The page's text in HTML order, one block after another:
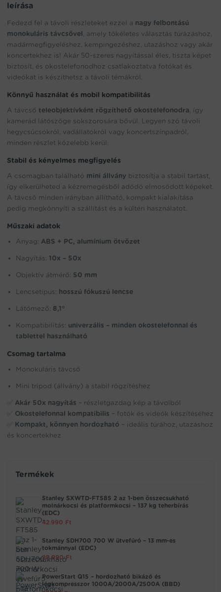
leírása
Fedezd fel a távoli részleteket ezzel a nagy felbontású
monokuláris távcsővel , amely tökéletes választás túrázáshoz,
madármegfigyeléshez, kempingezéshez, utazáshoz vagy akár
koncertekhez is! Akár 50-szeres nagyítással éles, tiszta képet
biztosít, és okostelefonodhoz csatlakoztatva fotókat és
videókat is készíthetsz a távoli témákról.
Könnyű használat és mobil kompatibilitás
A távcső teleobjektívként rögzíthető okostelefonodra , így
kamerád látószöge sokszorosára bővül. Legyen szó távoli
hegycsúcsokról, vadállatokról vagy koncertszínpadról,
minden részlet közelebb kerül.
Stabil és kényelmes megfigyelés
A csomagban található mini állvány biztosítja a stabil tartást,
így elkerülheted a kézremegésből adódó elmosódott képeket.
A távcső minden irányban állítható, kompakt kialakítása
pedig megkönnyíti a szállítást és a kültéri használatot.
Műszaki adatok
Anyag: ABS + PC, alumínium ötvözet
Nagyítás: 10x – 50x
Objektív átmérő: 50 mm
Lencsetípus: hosszú fókuszú lencse
Látómező: 8,1°
Kompatibilitás: univerzális – minden okostelefonnal és
tablettel használható
Csomag tartalma
Monokuláris távcső
Mini tripod (állvány) a stabil rögzítéshez
Akár 50x nagyítás – részletgazdag kép a távolból
Okostelefonnal kompatibilis – fotók és videók készítéséhez
Kompakt, könnyen hordozható – ideális túrához, utazáshoz
és koncertekhez
Termékek
Stanley SXWTD-FT585 2 az 1-ben összecsukható
molnárkocsi és platformkocsi – 137 kg teherbírás
(EDC)
42.990 Ft
Stanley SDH700 700 W ütvefúró – 13 mm-es
tokmánnyal (EDC)
20.990Ft
PowerStart Q15 – hordozható bikázó és
légkompresszor 1000A/2000A/2500A (BBD)